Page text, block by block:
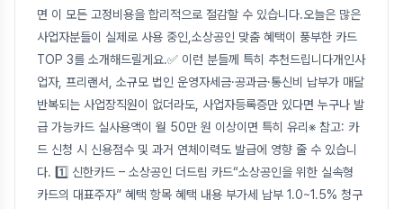
면 이 모든 고정비용을 합리적으로 절감할 수 있습니다.오늘은 많은
사업자분들이 실제로 사용 중인,소상공인 맞춤 혜택이 풍부한 카드
TOP 3를 소개해드릴게요.✅ 이런 분들께 특히 추천드립니다개인사
업자, 프리랜서, 소규모 법인 운영자세금·공과금·통신비 납부가 매달
반복되는 사업장직원이 없더라도, 사업자등록증만 있다면 누구나 발
급 가능카드 실사용액이 월 50만 원 이상이면 특히 유리※ 참고: 카
드 신청 시 신용점수 및 과거 연체이력도 발급에 영향 줄 수 있습니
다. 1️⃣ 신한카드 – 소상공인 더드림 카드“소상공인을 위한 실속형
카드의 대표주자” 혜택 항목 혜택 내용 부가세 납부 1.0~1.5% 청구